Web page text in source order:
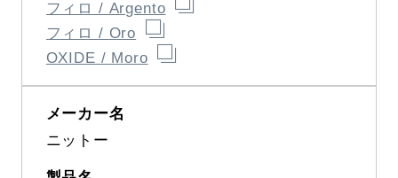
フィロ / Argento
フィロ / Oro
OXIDE / Moro
ニットー